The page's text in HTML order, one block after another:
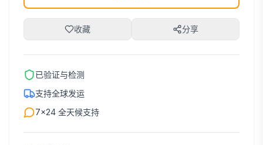
收藏 分享
已验证与检测
支持全球发运
7×24 全天候支持